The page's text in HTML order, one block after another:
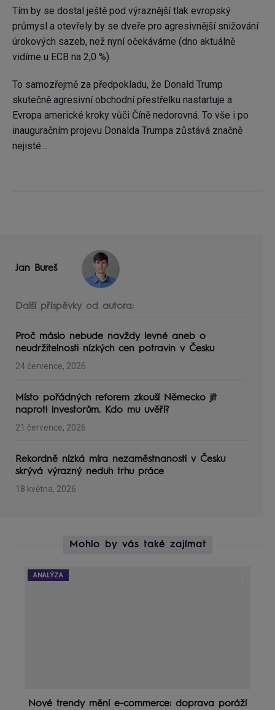
Tím by se dostal ještě pod výraznější tlak evropský
průmysl a otevřely by se dveře pro agresivnější snižování
úrokových sazeb, než nyní očekáváme (dno aktuálně
vidíme u ECB na 2,0 %).
To samozřejmě za předpokladu, že Donald Trump
skutečně agresivní obchodní přestřelku nastartuje a
Evropa americké kroky vůči Číně nedorovná. To vše i po
inauguračním projevu Donalda Trumpa zůstává značně
nejisté…
Jan Bureš
Další příspěvky od autora:
Proč máslo nebude navždy levné aneb o
neudržitelnosti nízkých cen potravin v Česku
24 července, 2026
Místo pořádných reforem zkouší Německo jít
naproti investorům. Kdo mu uvěří?
21 července, 2026
Rekordně nízká míra nezaměstnanosti v Česku
skrývá výrazný neduh trhu práce
18 května, 2026
Mohlo by vás také zajímat
ANALÝZA
Nové trendy mění e-commerce: doprava poráží